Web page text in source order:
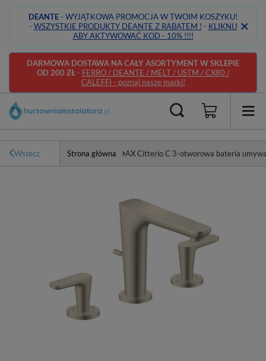
DEANTE- WYJĄTKOWA PROMOCJA W TWOIM KOSZYKU!
- WSZYSTKIE PRODUKTY DEANTE Z RABATEM ! - KLIKNIJ
ABY AKTYWOWAĆ KOD - 10% !!!!
DARMOWA DOSTAWA NA CAŁY ASORTYMENT W SKLEPIE
OD 200 ZŁ- FERRO / DEANTE / MELT / USTM / CX80 /
CALEFFI - poznaj nasze marki!
Wstecz Strona główna AX Citterio C 3-otworowa bateria